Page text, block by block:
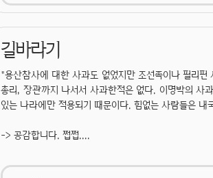
길바라기
"용산참사에 대한 사과도 없었지만 조선족이나 필리
총리, 장관까지 나서서 사과한적은 없다. 이명박의 사
있는 나라에만 적용되기 때문이다. 힘없는 사람들은
-> 공감합니다. 쩝쩝....